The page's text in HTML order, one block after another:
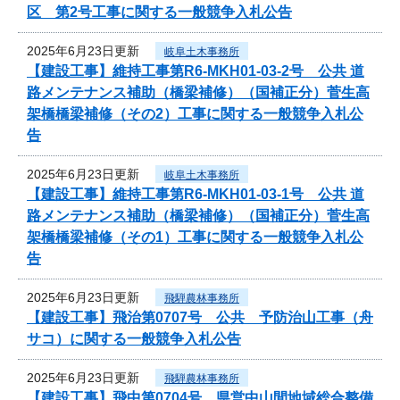
区 第2号工事に関する一般競争入札公告
2025年6月23日更新 岐阜土木事務所
【建設工事】維持工事第R6-MKH01-03-2号 公共 道
路メンテナンス補助（橋梁補修）（国補正分）菅生高
架橋橋梁補修（その2）工事に関する一般競争入札公
告
2025年6月23日更新 岐阜土木事務所
【建設工事】維持工事第R6-MKH01-03-1号 公共 道
路メンテナンス補助（橋梁補修）（国補正分）菅生高
架橋橋梁補修（その1）工事に関する一般競争入札公
告
2025年6月23日更新 飛騨農林事務所
【建設工事】飛治第0707号 公共 予防治山工事（舟
サコ）に関する一般競争入札公告
2025年6月23日更新 飛騨農林事務所